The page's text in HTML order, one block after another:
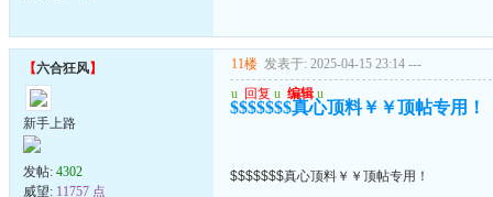
【六合狂风】
新手上路
发帖: 4302
威望: 11757 点
11楼 发表于: 2025-04-15 23:14 ---
u 回复 u 编辑 u
$$$$$$$真心顶料￥￥顶帖专用！
$$$$$$$真心顶料￥￥顶帖专用！